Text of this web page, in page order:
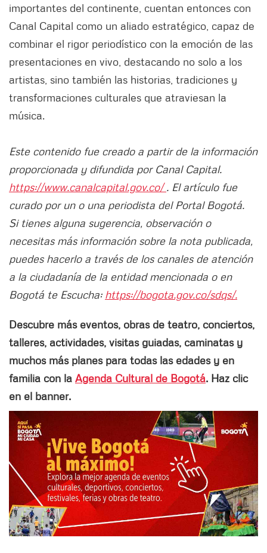
importantes del continente, cuentan entonces con
Canal Capital como un aliado estratégico, capaz de
combinar el rigor periodístico con la emoción de las
presentaciones en vivo, destacando no solo a los
artistas, sino también las historias, tradiciones y
transformaciones culturales que atraviesan la
música.
Este contenido fue creado a partir de la información
proporcionada y difundida por Canal Capital.
https://www.canalcapital.gov.co/. El artículo fue
curado por un o una periodista del Portal Bogotá.
Si tienes alguna sugerencia, observación o
necesitas más información sobre la nota publicada,
puedes hacerlo a través de los canales de atención
a la ciudadanía de la entidad mencionada o en
Bogotá te Escucha: https://bogota.gov.co/sdqs/.
Descubre más eventos, obras de teatro, conciertos,
talleres, actividades, visitas guiadas, caminatas y
muchos más planes para todas las edades y en
familia con la Agenda Cultural de Bogotá. Haz clic
en el banner.